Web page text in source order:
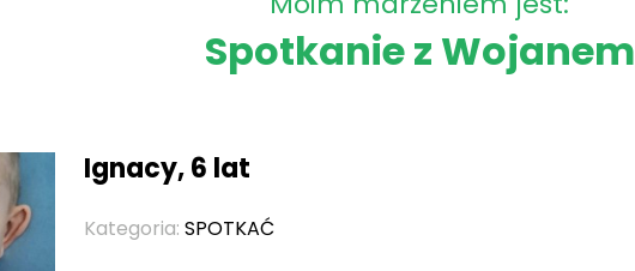
Spotkanie z Wojanem
Ignacy, 6 lat
Kategoria: SPOTKAĆ